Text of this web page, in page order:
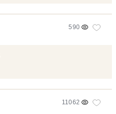
590
11062